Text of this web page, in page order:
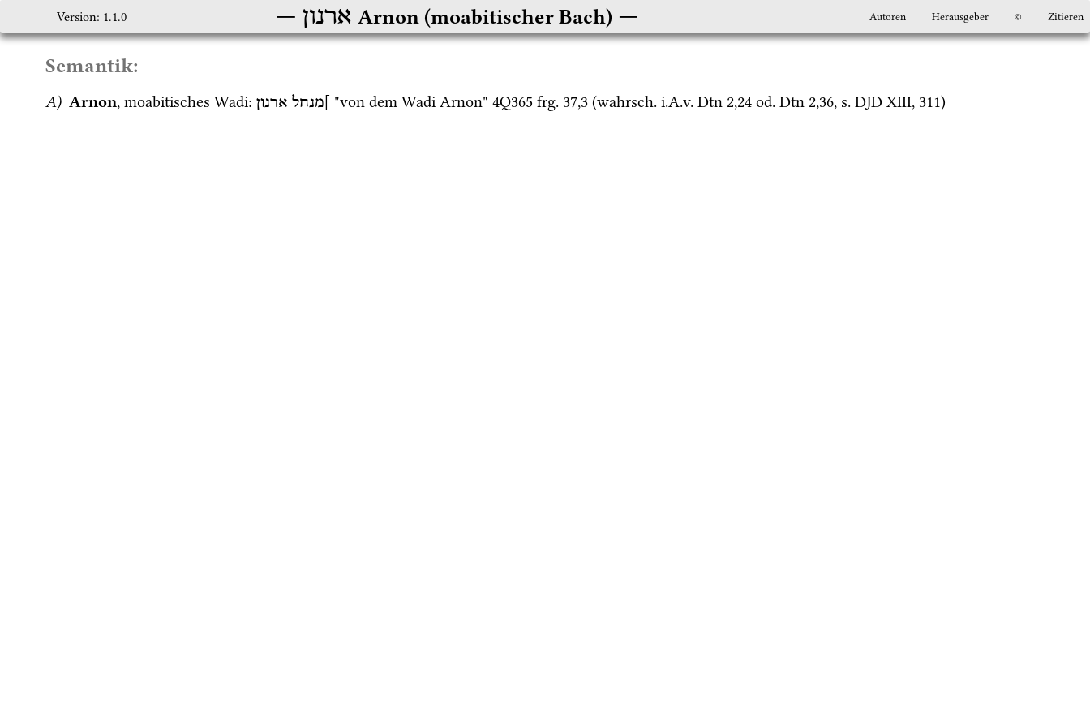
ארנון Arnon (moabitischer Bach)
Version: 1.1.0 Autoren Herausgeber © Zitieren
Semantik:
A) Arnon, moabitisches Wadi: ]מנחל ארנון "von dem Wadi Arnon" 4Q365 frg. 37,3 (wahrsch. i.A.v. Dtn 2,24 od. Dtn 2,36, s. DJD XIII, 311)